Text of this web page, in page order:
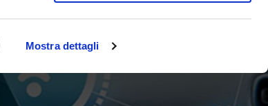
Mostra dettagli